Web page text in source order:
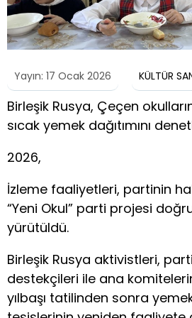
Yayın: 17 Ocak 2026
KÜLTÜR
Birleşik Rusya, Çeçen
sıcak yemek dağıtımını
2026,
İzleme faaliyetleri, partinin
“Yeni Okul” parti projesi
yürütüldü.
Birleşik Rusya aktivistleri,
destekçileri ile ana
yılbaşı tatilinden sonra